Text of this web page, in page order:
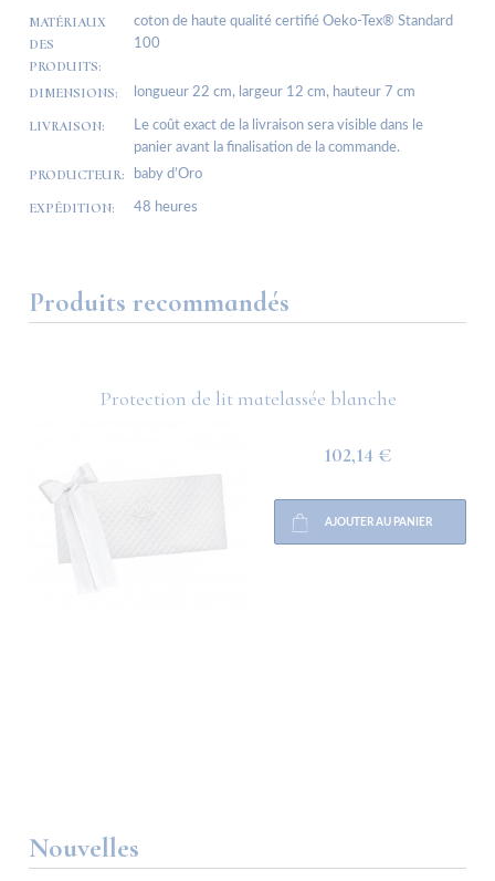
MATÉRIAUX
DES
PRODUITS:
coton de haute qualité certifié Oeko-Tex® Standard
100
DIMENSIONS: longueur 22 cm, largeur 12 cm, hauteur 7 cm
LIVRAISON:
Le coût exact de la livraison sera visible dans le
panier avant la finalisation de la commande.
PRODUCTEUR: baby d’Oro
EXPÉDITION: 48 heures
Produits recommandés
Protection de lit matelassée blanche
102,14 €
AJOUTER AU PANIER
Nouvelles